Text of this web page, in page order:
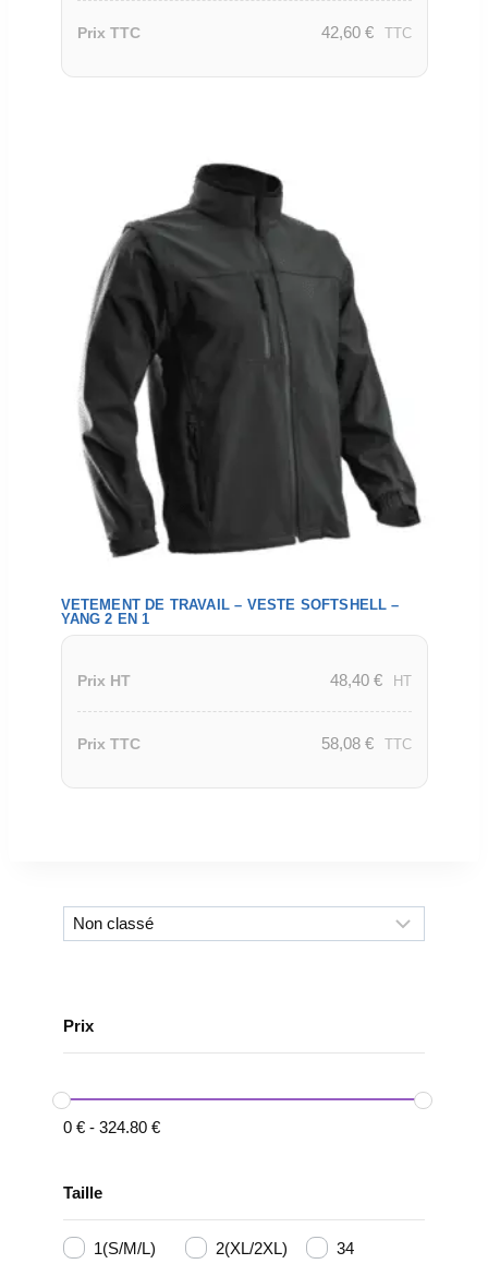
Prix TTC 42,60 € TTC
VETEMENT DE TRAVAIL – VESTE SOFTSHELL –
YANG 2 EN 1
Prix HT 48,40 € HT
Prix TTC 58,08 € TTC
Prix
0 € - 324.80 €
Taille
1(S/M/L) 2(XL/2XL) 34